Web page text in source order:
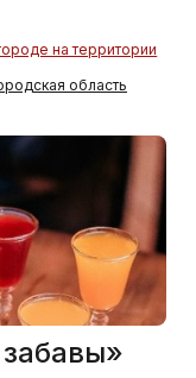
на территории
область